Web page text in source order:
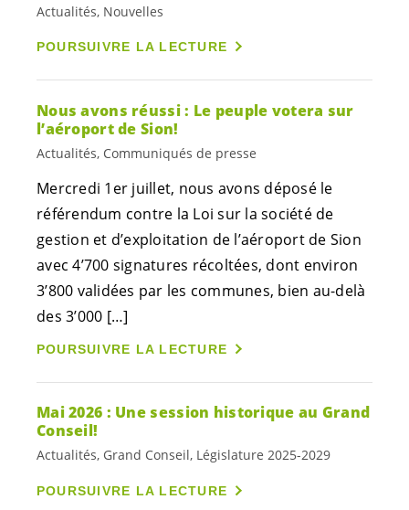
Actualités, Nouvelles
POURSUIVRE LA LECTURE
Nous avons réussi : Le peuple votera sur
l’aéroport de Sion!
Actualités, Communiqués de presse
Mercredi 1er juillet, nous avons déposé le
référendum contre la Loi sur la société de
gestion et d’exploitation de l’aéroport de Sion
avec 4’700 signatures récoltées, dont environ
3’800 validées par les communes, bien au-delà
des 3’000 […]
POURSUIVRE LA LECTURE
Mai 2026 : Une session historique au Grand
Conseil!
Actualités, Grand Conseil, Législature 2025-2029
POURSUIVRE LA LECTURE